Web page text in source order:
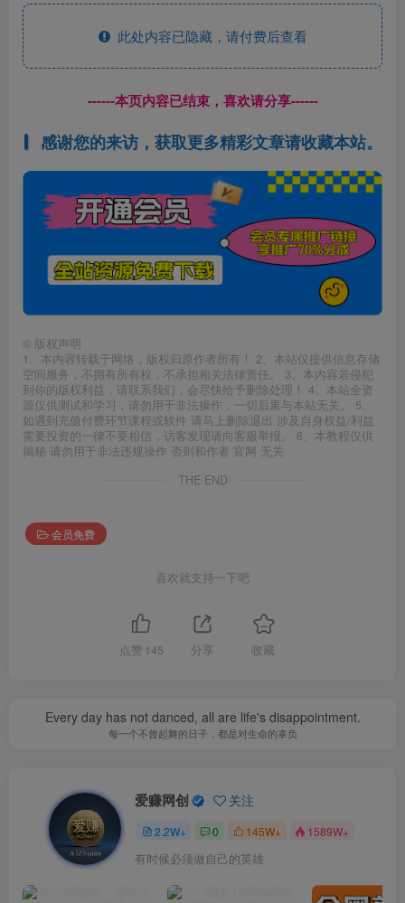
此处内容已隐藏，请付费后查看
------本页内容已结束，喜欢请分享------
感谢您的来访，获取更多精彩文章请收藏本站。
© 版权声明
1、本内容转载于网络，版权归原作者所有！ 2、本站仅提供信息存储
空间服务，不拥有所有权，不承担相关法律责任。 3、本内容若侵犯
到你的版权利益，请联系我们，会尽快给予删除处理！ 4、本站全资
源仅供测试和学习，请勿用于非法操作，一切后果与本站无关。 5、
如遇到充值付费环节课程或软件 请马上删除退出 涉及自身权益/利益
需要投资的一律不要相信，访客发现请向客服举报。 6、本教程仅供
揭秘 请勿用于非法违规操作 否则和作者 官网 无关
THE END
会员免费
喜欢就支持一下吧
点赞 145 分享 收藏
Every day has not danced, all are life's disappointment.
每一个不曾起舞的日子，都是对生命的辜负
爱赚网创 关注
2.2W+ 0 145W+ 1589W+
有时候必须做自己的英雄